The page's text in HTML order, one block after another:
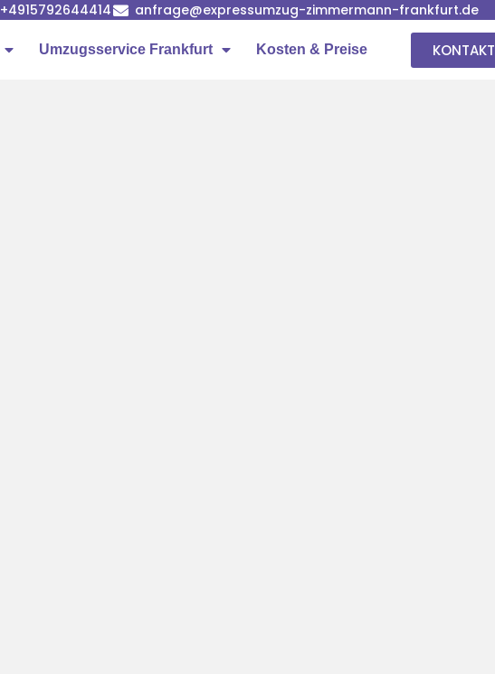
+4915792644414 anfrage@expressumzug-zimmermann-frankfurt.de
Umzugsservice Frankfurt Kosten & Preise KONTAKT